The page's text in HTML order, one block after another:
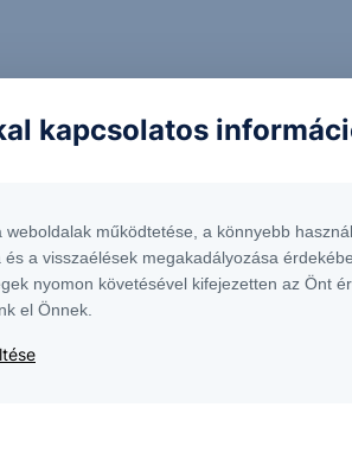
pénzeszközök számára
vegyes portfoliót
kapcsolatos
működtetése, a könnyebb
a visszaélések megakadályozása
nyomon követésével kifejezetten az Önt
el Önnek.